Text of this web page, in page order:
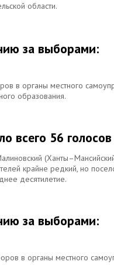
области.
за выборами:
в органы местного
образования.
всего 56
крайне редкий, но
десятилетие.
за выборами:
в органы местного